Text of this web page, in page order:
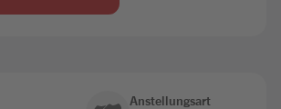
Anstellungsart